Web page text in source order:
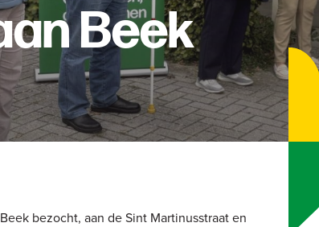
Beek
bezocht, aan de Sint Martinusstraat en